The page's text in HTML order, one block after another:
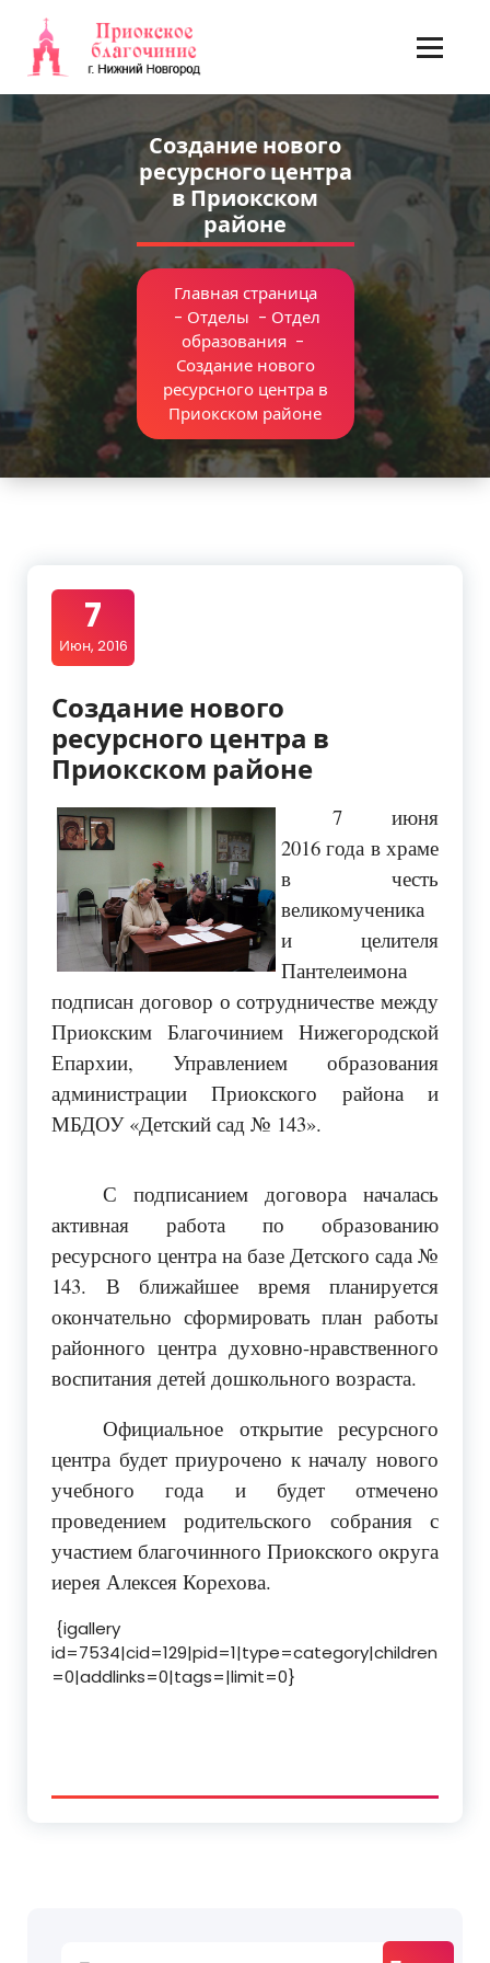
содержимому
Создание нового
ресурсного центра
в Приокском
районе
Главная страница
- Отделы - Отдел
образования -
Создание нового
ресурсного центра в
Приокском районе
7
Июн, 2016
Создание нового
ресурсного центра в
Приокском районе
7 июня
2016 года в храме
в честь
великомученика
и целителя
Пантелеимона
подписан договор о сотрудничестве между
Приокским Благочинием Нижегородской
Епархии, Управлением образования
администрации Приокского района и
МБДОУ «Детский сад № 143».
С подписанием договора началась
активная работа по образованию
ресурсного центра на базе Детского сада №
143. В ближайшее время планируется
окончательно сформировать план работы
районного центра духовно-нравственного
воспитания детей дошкольного возраста.
Официальное открытие ресурсного
центра будет приурочено к началу нового
учебного года и будет отмечено
проведением родительского собрания с
участием благочинного Приокского округа
иерея Алексея Корехова.
{igallery
id=7534|cid=129|pid=1|type=category|children
=0|addlinks=0|tags=|limit=0}